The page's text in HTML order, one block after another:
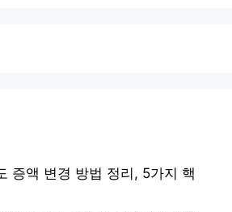
증액 변경 방법 정리, 5가지 핵